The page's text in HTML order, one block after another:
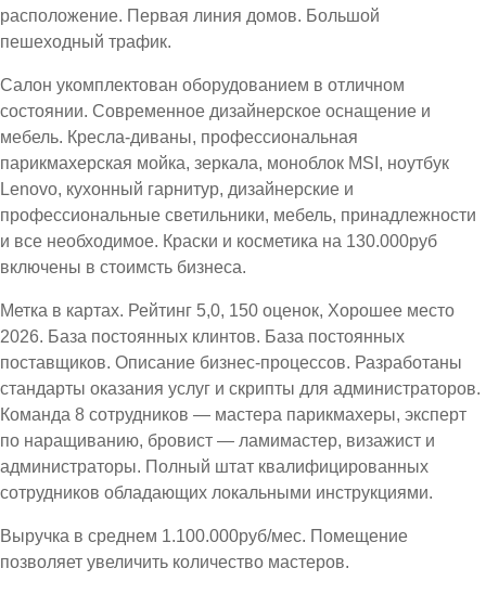
расположение. Первая линия домов. Большой
пешеходный трафик.
Салон укомплектован оборудованием в отличном
состоянии. Современное дизайнерское оснащение и
мебель. Кресла-диваны, профессиональная
парикмахерская мойка, зеркала, моноблок MSI, ноутбук
Lenovo, кухонный гарнитур, дизайнерские и
профессиональные светильники, мебель, принадлежности
и все необходимое. Краски и косметика на 130.000руб
включены в стоимсть бизнеса.
Метка в картах. Рейтинг 5,0, 150 оценок, Хорошее место
2026. База постоянных клинтов. База постоянных
поставщиков. Описание бизнес-процессов. Разработаны
стандарты оказания услуг и скрипты для администраторов.
Команда 8 сотрудников — мастера парикмахеры, эксперт
по наращиванию, бровист — ламимастер, визажист и
администраторы. Полный штат квалифицированных
сотрудников обладающих локальными инструкциями.
Выручка в среднем 1.100.000руб/мес. Помещение
позволяет увеличить количество мастеров.